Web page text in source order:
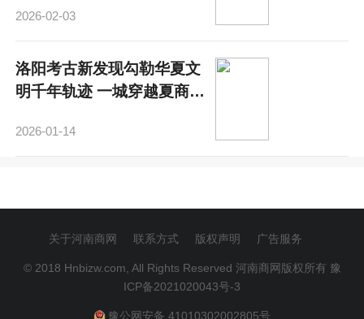
2026-02-03
洛阳考古新发现勾勒华夏文
明千年轨迹 一城穿越夏商汉
2026-01-14
关于河南商网 联系方式 版权声明 广告服务
© 2018 Hnbizw.com, All Rights Reserved 河南商网版权所有 豫
ICP备2021020043号-3
豫公网安备 41010302002805号